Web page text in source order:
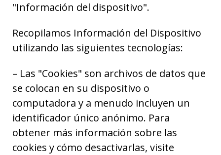
"Información del dispositivo".
Recopilamos Información del Dispositivo
utilizando las siguientes tecnologías:
– Las "Cookies" son archivos de datos que
se colocan en su dispositivo o
computadora y a menudo incluyen un
identificador único anónimo. Para
obtener más información sobre las
cookies y cómo desactivarlas, visite